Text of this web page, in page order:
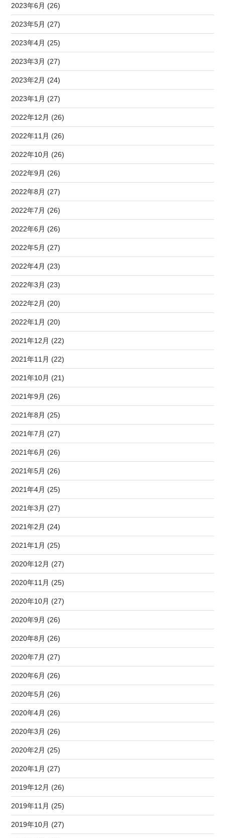
2023年6月 (26)
2023年5月 (27)
2023年4月 (25)
2023年3月 (27)
2023年2月 (24)
2023年1月 (27)
2022年12月 (26)
2022年11月 (26)
2022年10月 (26)
2022年9月 (26)
2022年8月 (27)
2022年7月 (26)
2022年6月 (26)
2022年5月 (27)
2022年4月 (23)
2022年3月 (23)
2022年2月 (20)
2022年1月 (20)
2021年12月 (22)
2021年11月 (22)
2021年10月 (21)
2021年9月 (26)
2021年8月 (25)
2021年7月 (27)
2021年6月 (26)
2021年5月 (26)
2021年4月 (25)
2021年3月 (27)
2021年2月 (24)
2021年1月 (25)
2020年12月 (27)
2020年11月 (25)
2020年10月 (27)
2020年9月 (26)
2020年8月 (26)
2020年7月 (27)
2020年6月 (26)
2020年5月 (26)
2020年4月 (26)
2020年3月 (26)
2020年2月 (25)
2020年1月 (27)
2019年12月 (26)
2019年11月 (25)
2019年10月 (27)